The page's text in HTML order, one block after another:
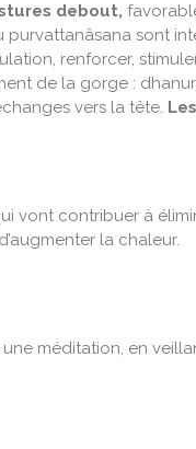
debout,
purvattanâsana sont
renforcer,
de la gorge :
vers la tête.
vont contribuer à
la chaleur.
une méditation, en